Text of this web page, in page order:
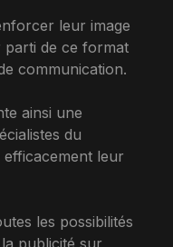
leur image
de ce format
communication.
ainsi une
du
efficacement leur
les possibilités